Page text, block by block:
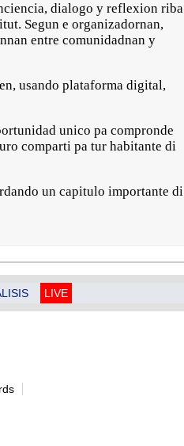
dialogo y reflexion riba
Segun e organizadornan,
entre comunidadnan y
usando plataforma digital,
unico pa compronde
comparti pa tur habitante di
un capitulo importante di
LIVE